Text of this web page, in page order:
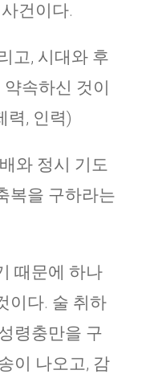
건이다.
고, 시대와 후
속하신 것이
력, 인력)
와 정시 기도
복을 구하라는
때문에 하나
이다. 술 취하
령충만을 구
이 나오고, 감